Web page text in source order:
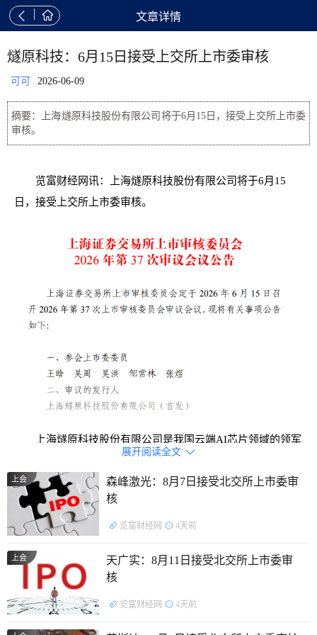
  文章详情
燧原科技：6月15日接受上交所上市委审核
可可 2026-06-09
摘要：上海燧原科技股份有限公司将于6月15日，接受上交所上市委
审核。
览富财经网讯：上海燧原科技股份有限公司将于6月15
日，接受上交所上市委审核。
上海燧原科技股份有限公司是我国云端AI芯片领域的领军
司围绕自研云端AI芯片构建了覆盖AI加速卡及模组、智算系统
及集群的全栈算力产品体系，并基于具有自主知识产权的AI计
算及编程软件平台驭算TopsRider实现软硬协同优化，为云端
座。
证监会行业分类： I65软件和信息技术服务业
控股股东：公司单个持有5%以上股份的股东包括：腾讯
展开阅读全文 
上会
森峰激光：8月7日接受北交所上市委审
核
览富财经网 4天前
上会
天广实：8月11日接受北交所上市委审
核
览富财经网 4天前